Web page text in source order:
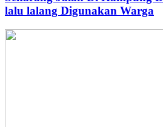
lalu lalang Digunakan Warga